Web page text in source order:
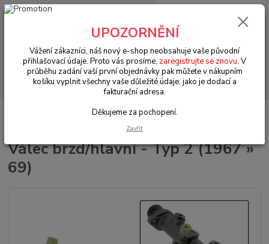
Menu
Hledat
+420 602 330 329
0 Kč
VW Bus Typ 2 (1967 » 79)
Brzdy & řízení & řazení (Brake & steering
Válec brzd/hlavní - Typ 2 (1967 »
69)
UPOZORNĚNÍ
Vážení zákazníci, náš nový e-shop neobsahuje vaše původní
přihlašovací údaje. Proto vás prosíme, zaregistrujte se znovu. V
průběhu zadání vaší první objednávky pak můžete v nákupním
košíku vyplnit všechny vaše důležité údaje, jako je dodací a
fakturační adresa.
Děkujeme za pochopení.
Zavřít